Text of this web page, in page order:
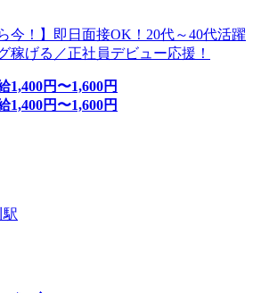
今！】即日面接OK！20代～40代活躍
げる／正社員デビュー応援！
1,400円〜1,600円
1,400円〜1,600円
駅